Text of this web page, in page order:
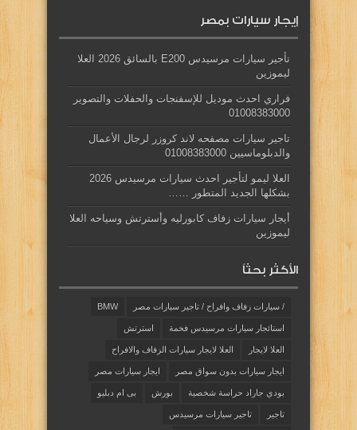
إيجار سيارات بمصر
تأجير سيارات مرسيدس E200 بالسائق 2026 العلا
ليموزين
فراري احدث موديل للإسفنجات والحفلات والتصوير
01008383000
تاجير سيارات مصفحه لاند كروزر لرجال الأعمال
والدبلوماسيين 01008383000
العلا ليمو لتأجير احدث سيارات مرسيدس 2026
بشكلها الجديد المتطور ……
أيجار سيارات زفاف كابورليه وأسترتش وسياحه العلا
ليموزين
الأكثر بحثاً
/ سيارات زفاف وافراح / تاجير سيارات مصر BMW
استائجار سيارات مرسيدس فخمة استرتش
العلا لايجار العلا لايجار سيارات الزفاف والافراح
ايجار سيارات بدون سواق مصر ايجار سيارات مصر
بودي جاراد حراسة شخصية بورش بى ام دبليو
تاجير تاجير سيارات مرسيدس